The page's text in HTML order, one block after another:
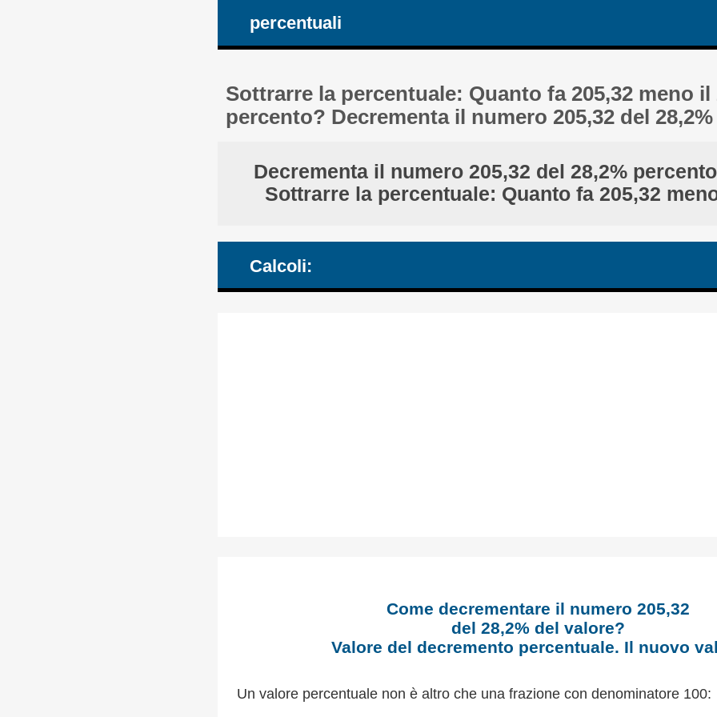
percentuali
Sottrarre la percentuale: Quanto fa 205,32 meno il
percento? Decrementa il numero 205,32 del
Decrementa il numero 205,32 del 28,2%
Sottrarre la percentuale: Quanto fa 205,32
Calcoli:
Come decrementare il numero 205,32
del 28,2% del valore?
Valore del decremento percentuale. Il nuovo
Un valore percentuale non è altro che una frazione con denominatore 100: